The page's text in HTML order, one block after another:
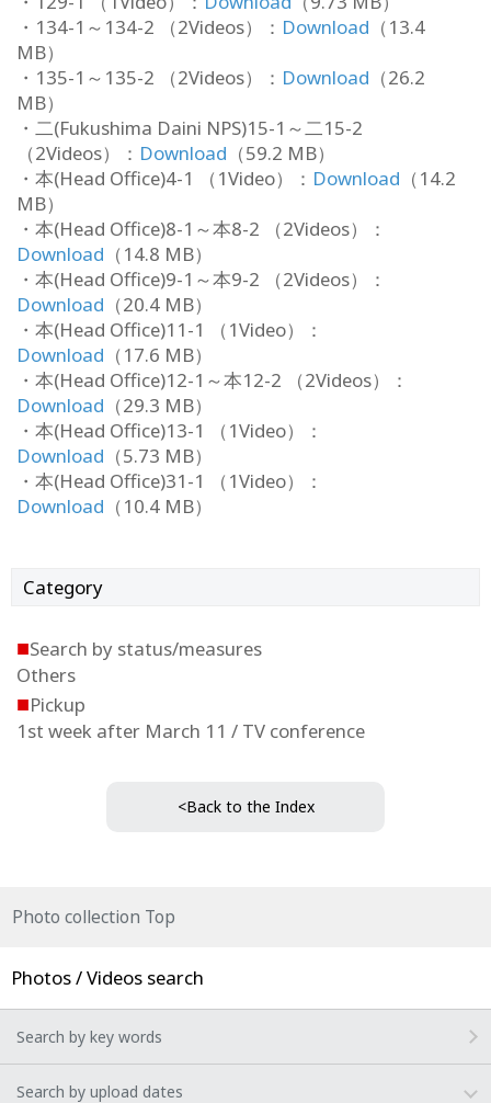
・134-1～134-2 （2Videos）： Download （13.4
MB）
・135-1～135-2 （2Videos）： Download （26.2
MB）
・二(Fukushima Daini NPS)15-1～二15-2
（2Videos）： Download （59.2 MB）
・本(Head Office)4-1 （1Video）： Download （14.2
MB）
・本(Head Office)8-1～本8-2 （2Videos）：
Download （14.8 MB）
・本(Head Office)9-1～本9-2 （2Videos）：
Download （20.4 MB）
・本(Head Office)11-1 （1Video）：
Download （17.6 MB）
・本(Head Office)12-1～本12-2 （2Videos）：
Download （29.3 MB）
・本(Head Office)13-1 （1Video）：
Download （5.73 MB）
・本(Head Office)31-1 （1Video）：
Download （10.4 MB）
Category
■Search by status/measures
Others
■Pickup
1st week after March 11 / TV conference
<Back to the Index
Photo collection Top
Photos / Videos search
Search by key words
Search by upload dates